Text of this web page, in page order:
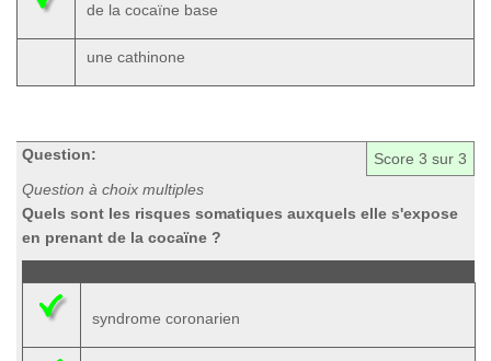
de la cocaïne base
une cathinone
Score 3 sur 3
Question:
Question à choix multiples
Quels sont les risques somatiques auxquels elle s'expose
en prenant de la cocaïne ?
syndrome coronarien